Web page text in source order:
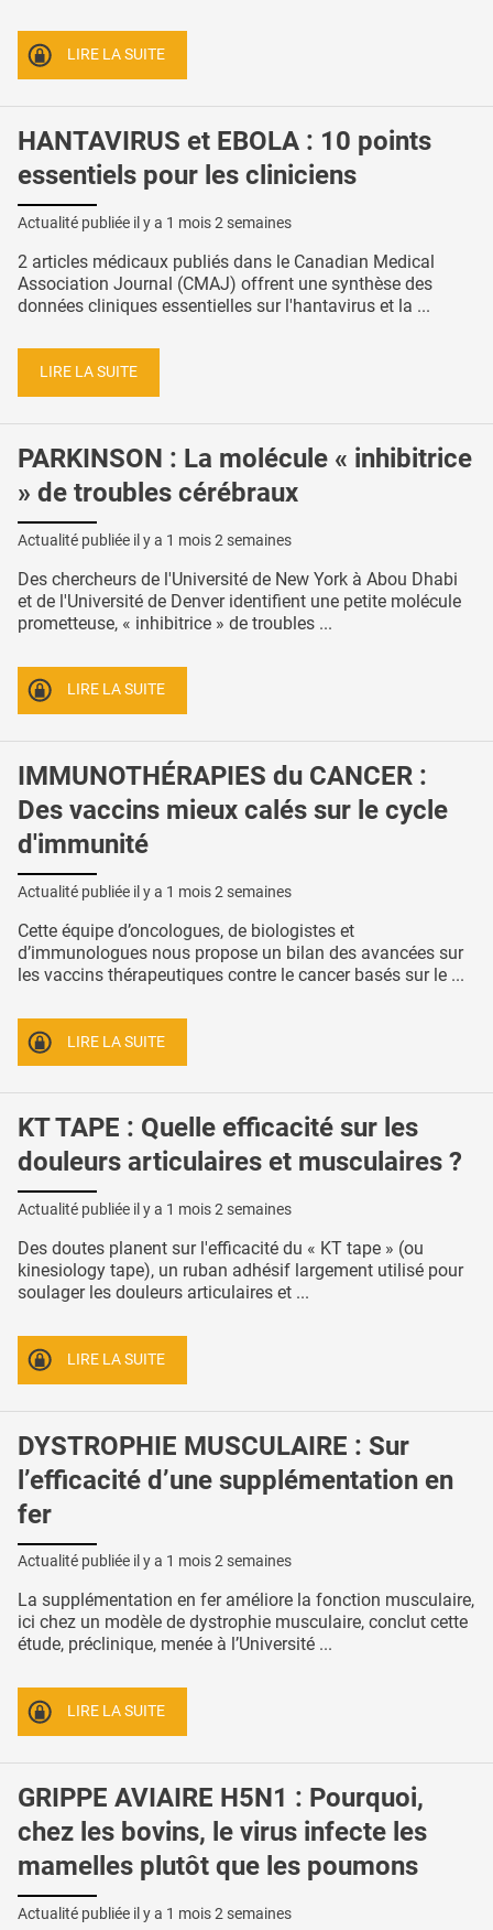
LIRE LA SUITE
HANTAVIRUS et EBOLA : 10 points
essentiels pour les cliniciens
Actualité publiée il y a 1 mois 2 semaines
2 articles médicaux publiés dans le Canadian Medical
Association Journal (CMAJ) offrent une synthèse des
données cliniques essentielles sur l'hantavirus et la ...
LIRE LA SUITE
PARKINSON : La molécule « inhibitrice
» de troubles cérébraux
Actualité publiée il y a 1 mois 2 semaines
Des chercheurs de l'Université de New York à Abou Dhabi
et de l'Université de Denver identifient une petite molécule
prometteuse, « inhibitrice » de troubles ...
LIRE LA SUITE
IMMUNOTHÉRAPIES du CANCER :
Des vaccins mieux calés sur le cycle
d'immunité
Actualité publiée il y a 1 mois 2 semaines
Cette équipe d’oncologues, de biologistes et
d’immunologues nous propose un bilan des avancées sur
les vaccins thérapeutiques contre le cancer basés sur le ...
LIRE LA SUITE
KT TAPE : Quelle efficacité sur les
douleurs articulaires et musculaires ?
Actualité publiée il y a 1 mois 2 semaines
Des doutes planent sur l'efficacité du « KT tape » (ou
kinesiology tape), un ruban adhésif largement utilisé pour
soulager les douleurs articulaires et ...
LIRE LA SUITE
DYSTROPHIE MUSCULAIRE : Sur
l’efficacité d’une supplémentation en
fer
Actualité publiée il y a 1 mois 2 semaines
La supplémentation en fer améliore la fonction musculaire,
ici chez un modèle de dystrophie musculaire, conclut cette
étude, préclinique, menée à l’Université ...
LIRE LA SUITE
GRIPPE AVIAIRE H5N1 : Pourquoi,
chez les bovins, le virus infecte les
mamelles plutôt que les poumons
Actualité publiée il y a 1 mois 2 semaines